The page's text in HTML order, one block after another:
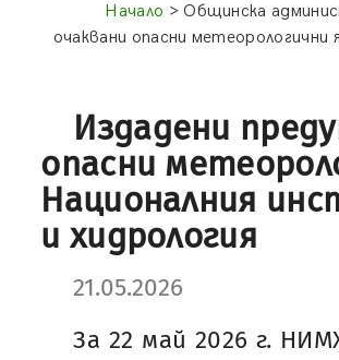
Начало > Общинска
очаквани опасни
Издадени
опасни
Националния
и хидрология
21.05.2026
За 22 май 2026 г.